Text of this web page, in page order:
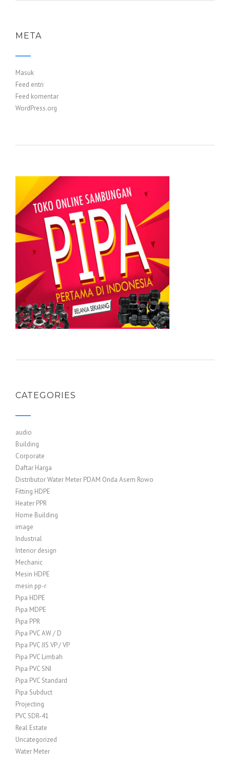
META
Masuk
Feed entri
Feed komentar
WordPress.org
CATEGORIES
audio
Building
Corporate
Daftar Harga
Distributor Water Meter PDAM Onda Asem Rowo
Fitting HDPE
Heater PPR
Home Building
image
Industrial
Interior design
Mechanic
Mesin HDPE
mesin pp-r
Pipa HDPE
Pipa MDPE
Pipa PPR
Pipa PVC AW / D
Pipa PVC JIS VP / VP
Pipa PVC Limbah
Pipa PVC SNI
Pipa PVC Standard
Pipa Subduct
Projecting
PVC SDR-41
Real Estate
Uncategorized
Water Meter